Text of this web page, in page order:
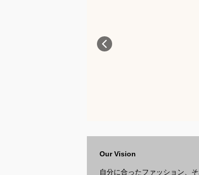
Our Vision
自分に合ったファッション、